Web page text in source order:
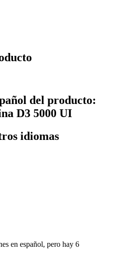
del producto:
D3 5000 UI
idiomas
en español, pero hay 6